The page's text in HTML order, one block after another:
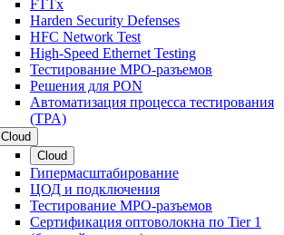
FTTx
Harden Security Defenses
HFC Network Test
High-Speed Ethernet Testing
Тестирование МРО-разъемов
Решения для PON
Автоматизация процесса тестирования
(TPA)
Cloud
Cloud
Гипермасштабирование
ЦОД и подключения
Тестирование МРО-разъемов
Сертификация оптоволокна по Tier 1